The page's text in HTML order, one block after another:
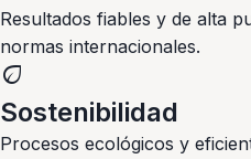
Resultados fiables y de alta
normas internacionales.
eco
Sostenibilidad
Procesos ecológicos y